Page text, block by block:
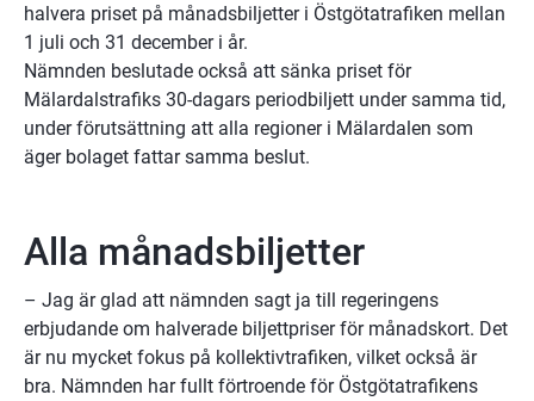
halvera priset på månadsbiljetter i Östgötatrafiken mellan
1 juli och 31 december i år.
Nämnden beslutade också att sänka priset för
Mälardalstrafiks 30-dagars periodbiljett under samma tid,
under förutsättning att alla regioner i Mälardalen som
äger bolaget fattar samma beslut.
Alla månadsbiljetter
– Jag är glad att nämnden sagt ja till regeringens
erbjudande om halverade biljettpriser för månadskort. Det
är nu mycket fokus på kollektivtrafiken, vilket också är
bra. Nämnden har fullt förtroende för Östgötatrafikens